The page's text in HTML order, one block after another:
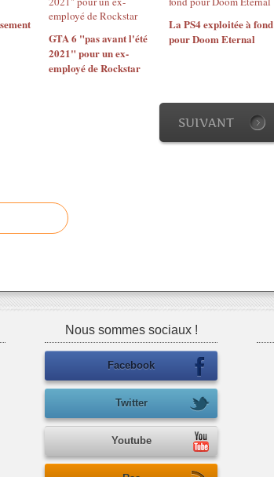
GTA 6 "pas avant l'été
2021" pour un ex-
employé de Rockstar
La PS4 exploitée à fond
pour Doom Eternal
SUIVANT
Nous sommes sociaux !
Facebook
Twitter
Youtube